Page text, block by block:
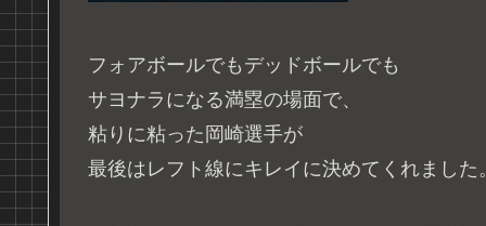
フォアボールでもデッドボールでも
サヨナラになる満塁の場面で、
粘りに粘った岡崎選手が
最後はレフト線にキレイに決めてくれました